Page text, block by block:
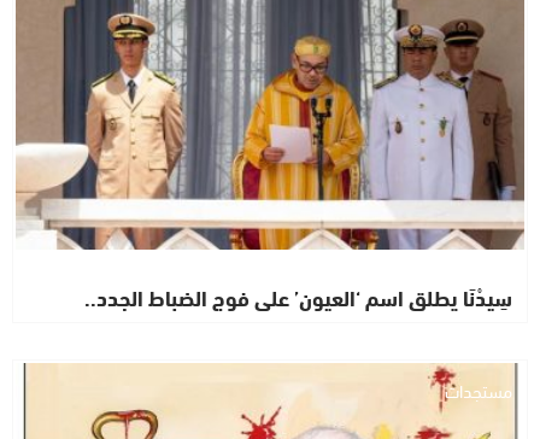
سِيدْنَا يطلق اسم ‘العيون’ على فوج الضباط الجدد..
مستجدات